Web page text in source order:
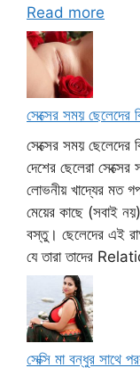
Read more
সেক্সের সময়
সেক্সের সময় ছেলেদের
দেশের ছেলেরা সেক্সের
লোভনীয় খাদ্যের মত
মেয়ের কাছে (সবাই
বস্তু। ছেলেদের এই
যে তারা তাদের
সেক্সি মা বন্ধুর সাথে